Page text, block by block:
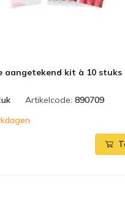
aangetekend kit à 10 stuks
Artikelcode: 890709